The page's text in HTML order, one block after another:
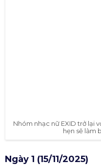
Nhóm nhạc nữ EXID trở lại
hẹn sẽ làm
Ngày 1 (15/11/2025)